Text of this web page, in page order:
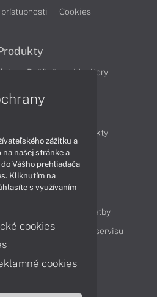
Cookies
Počítače Monitory
Produkty
Videá
Obsah
Možnosti doručenia a platby
služby Cenník servisu
Obchodné oddelenie
zážitku a
našej stránke a
Vášho prehliadača
Kliknutím na
s využívaním
cookies
cookies